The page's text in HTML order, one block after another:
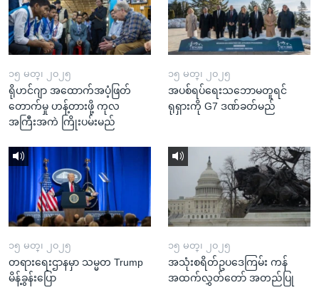
၁၅ မတ္၊ ၂၀၂၅
ရိုဟင်ဂျာ အထောက်အပံ့ဖြတ်
တောက်မှု ဟန့်တားဖို့ ကုလ
အကြီးအကဲ ကြိုးပမ်းမည်
၁၅ မတ္၊ ၂၀၂၅
အပစ်ရပ်ရေးသဘောမတူရင်
ရုရှားကို G7 ဒဏ်ခတ်မည်
၁၅ မတ္၊ ၂၀၂၅
တရားရေးဌာနမှာ သမ္မတ Trump
မိန့်ခွန်းပြော
၁၅ မတ္၊ ၂၀၂၅
အသုံးစရိတ်ဥပဒေကြမ်း ကန်
အထက်လွှတ်တော် အတည်ပြု